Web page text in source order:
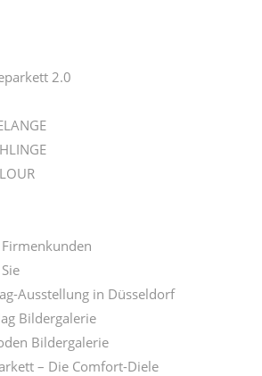
2.0
Ausstellung in Düsseldorf
Bildergalerie
Bildergalerie
– Die Comfort-Diele